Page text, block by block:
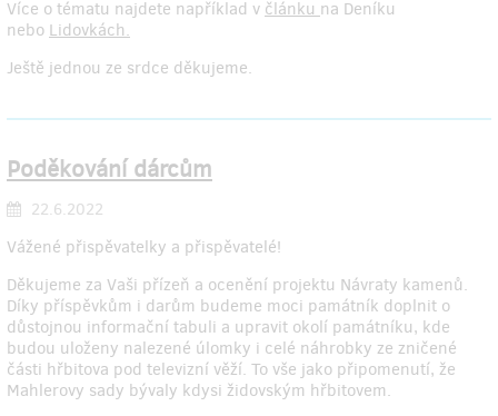
Více o tématu najdete například v článku na Deníku
nebo Lidovkách.
Ještě jednou ze srdce děkujeme.
Poděkování dárcům
22.6.2022
Vážené přispěvatelky a přispěvatelé!
Děkujeme za Vaši přízeň a ocenění projektu Návraty kamenů.
Díky příspěvkům i darům budeme moci památník doplnit o
důstojnou informační tabuli a upravit okolí památníku, kde
budou uloženy nalezené úlomky i celé náhrobky ze zničené
části hřbitova pod televizní věží. To vše jako připomenutí, že
Mahlerovy sady bývaly kdysi židovským hřbitovem.